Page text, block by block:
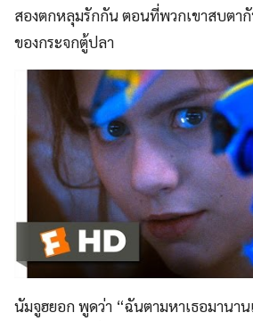
สองตกหลุมรักกัน ตอนที่พวกเขาสบตา
ของกระจกตู้ปลา
นัมจูฮยอก พูดว่า “ฉันตามหาเธอมานา